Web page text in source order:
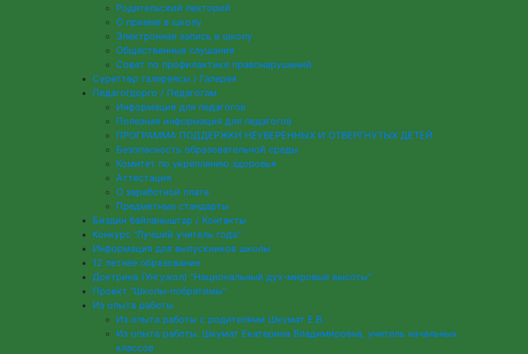
Родительский лекторий
О приеме в школу
Электронная запись в школу
Общественные слушания
Совет по профилактике правонарушений
Сүрөттөр галереясы / Галерея
Педагогдорго / Педагогам
Информация для педагогов
Полезная информация для педагогов
ПРОГРАММА ПОДДЕРЖКИ НЕУВЕРЕННЫХ И ОТВЕРГНУТЫХ ДЕТЕЙ
Безопасность образовательной среды
Комитет по укреплению здоровья
Аттестация
О заработной плате
Предметные стандарты
Биздин байланыштар / Контакты
Конкурс "Лучший учитель года"
Информация для выпускников школы
12 летнее образование
Доктрина (Унгужол) "Национальный дух-мировые высоты"
Проект "Школы-побратимы"
Из опыта работы
Из опыта работы с родителями Шкумат Е.В.
Из опыта работы. Шкумат Екатерина Владимировна, учитель начальных
классов